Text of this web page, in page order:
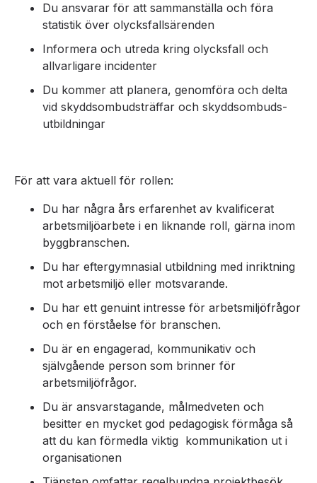
Du ansvarar för att sammanställa och föra
statistik över olycksfallsärenden
Informera och utreda kring olycksfall och
allvarligare incidenter
Du kommer att planera, genomföra och delta
vid skyddsombudsträffar och skyddsombuds-
utbildningar
För att vara aktuell för rollen:
Du har några års erfarenhet av kvalificerat
arbetsmiljöarbete i en liknande roll, gärna inom
byggbranschen.
Du har eftergymnasial utbildning med inriktning
mot arbetsmiljö eller motsvarande.
Du har ett genuint intresse för arbetsmiljöfrågor
och en förståelse för branschen.
Du är en engagerad, kommunikativ och
självgående person som brinner för
arbetsmiljöfrågor.
Du är ansvarstagande, målmedveten och
besitter en mycket god pedagogisk förmåga så
att du kan förmedla viktig kommunikation ut i
organisationen